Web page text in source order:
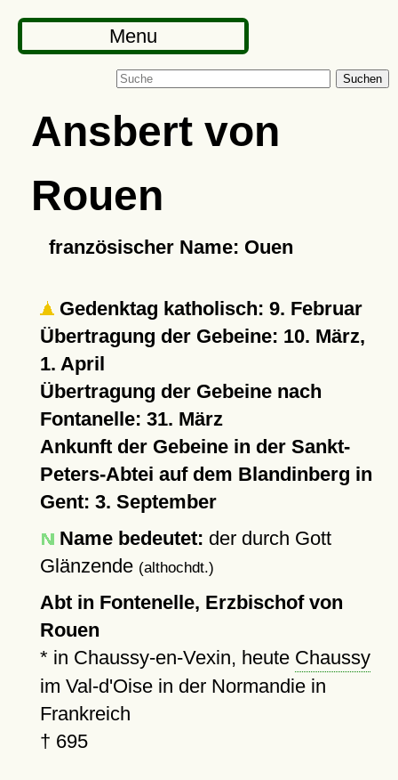
Menu
Suchen
Ansbert von
Rouen
französischer Name: Ouen
Gedenktag katholisch: 9. Februar
Übertragung der Gebeine: 10. März,
1. April
Übertragung der Gebeine nach
Fontanelle: 31. März
Ankunft der Gebeine in der Sankt-
Peters-Abtei auf dem Blandinberg in
Gent: 3. September
Name bedeutet: der durch Gott
Glänzende (althochdt.)
Abt in Fontenelle, Erzbischof von
Rouen
* in Chaussy-en-Vexin, heute Chaussy
im Val-d'Oise in der Normandie in
Frankreich
† 695